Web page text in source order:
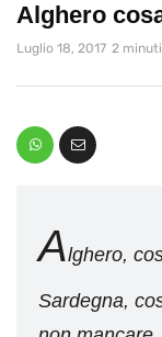
Alghero
Luglio 18, 2017 2
Alghero,
Sardegna,